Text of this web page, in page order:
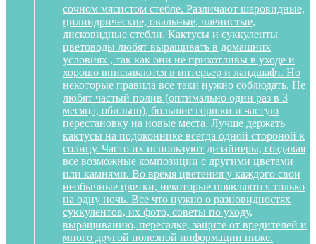
сочном мясистом стебле. Различают шаровидные,
цилиндрические, овальные, членистые,
дисковидные стебли. Кактусы и суккуленты
цветоводы любят выращивать в домашних
условиях , так как они не прихотливы в уходе и
хорошо вписываются в интерьер и ландшафт. Но
некоторые правила все таки нужно соблюдать. Не
любят частый полив (оптимально один раз в 3
месяца, обильно), большие горшки и частую
перестановку на новые места. Лучше держать
кактусы на подоконнике всегда одной стороной к
солнцу. Часто их используют дизайнеры, создавая
все возможные композиции с другими цветами
или камнями. Во время цветения у каждого свои
необычные цветки, некоторые появляются только
на одну ночь. Все что нужно о разновидностях
суккулентов, их фото, советы по уходу,
выращиванию, пересадке, защите от вредителей и
много другой полезной информации ниже.